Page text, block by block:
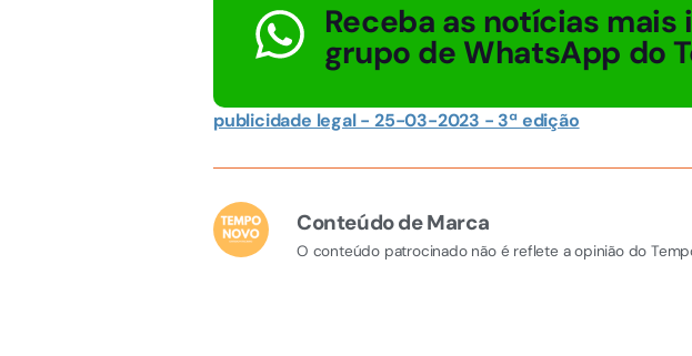
Receba as notícias
grupo de WhatsApp do
publicidade legal - 25-03-2023 - 3ª edição
Conteúdo de Marca
O conteúdo patrocinado não é reflete a opinião do